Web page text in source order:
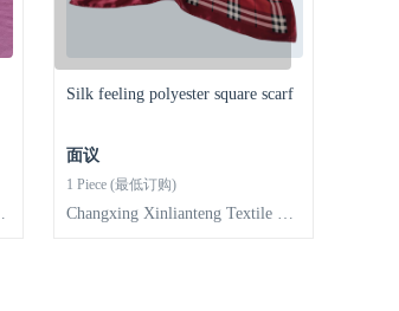
Silk feeling polyester square scarf
面议
1 Piece (最低订购)
Changxing Xinlianteng Textile Tec